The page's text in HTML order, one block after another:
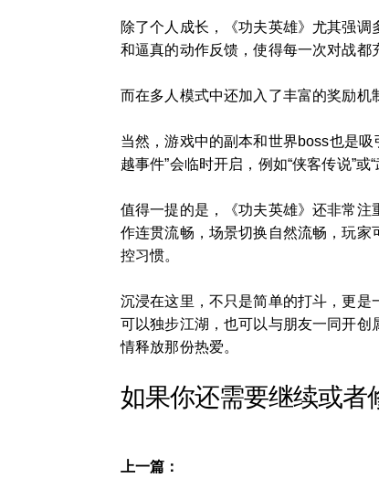
除了个人成长，《功夫英雄》尤其强
和逼真的动作反馈，使得每一次对战都
而在多人模式中还加入了丰富的奖励机
当然，游戏中的副本和世界boss也是
越事件”会临时开启，例如“侠客传说”
值得一提的是，《功夫英雄》还非常
作连贯流畅，场景切换自然流畅，玩
控习惯。
沉浸在这里，不只是简单的打斗，更
可以独步江湖，也可以与朋友一同开
情释放那份热爱。
如果你还需要继续或者
上一篇：